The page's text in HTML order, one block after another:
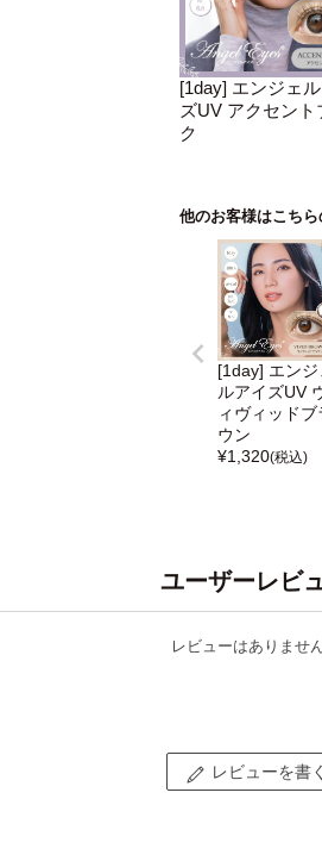
[1day] エンジェ
ズUV アクセント
ク
他のお客様はこち
[1day] エンジ
ルアイズUV
ィヴィッドブ
ウン
¥1,320(税込)
ユーザーレビ
レビューはありません
レビューを書く